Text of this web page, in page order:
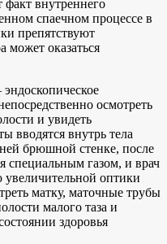
факт внутреннего
спаечном процессе в
препятствуют
может оказаться
осмотреть
и увидеть
вводятся внутрь тела
брюшной стенке, после
специальным газом, и врач
оптики
матку, маточные трубы
малого таза и
здоровья